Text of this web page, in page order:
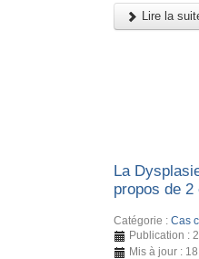
Lire la
La
propos de
Catégorie : Cas
Publication :
Mis à jour :